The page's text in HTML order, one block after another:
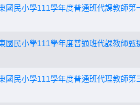
國民小學111學年度普通班代課教師
國民小學111學年度普通班代課教師甄
國民小學111學年度普通班代理教師第